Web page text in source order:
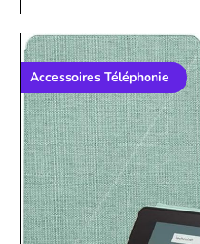
Accessoires Téléphonie